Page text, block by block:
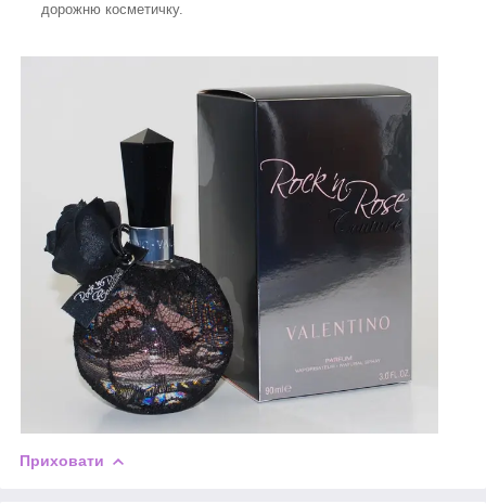
дорожню косметичку.
Приховати